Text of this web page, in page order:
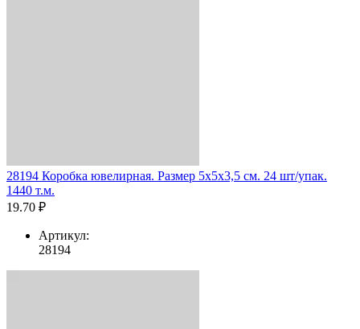
28194 Коробка ювелирная. Размер 5x5x3,5 см. 24 шт/упак.
1440 т.м.
19.70 ₽
Артикул:
28194